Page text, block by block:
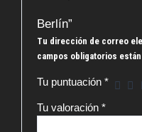
Berlín”
Tu dirección de correo
campos obligatorios
Tu puntuación*
Tu valoración*